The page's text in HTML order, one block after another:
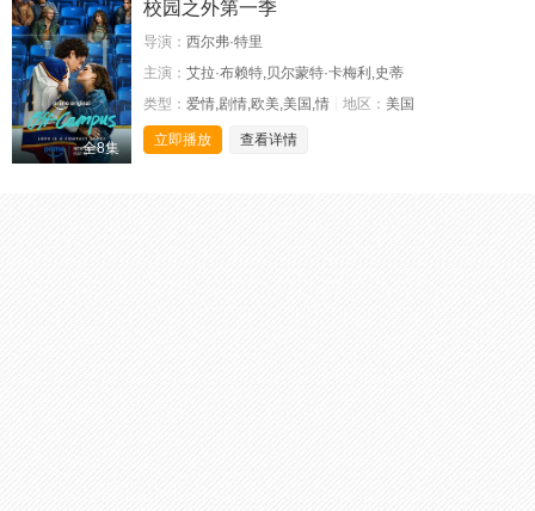
全8集
校园之外第一季
导演： 西尔弗·特里
主演： 艾拉·布赖特,贝尔蒙特·卡梅利,史蒂
类型： 爱情,剧情,欧美,美国,情 地区： 美国
立即播放 查看详情